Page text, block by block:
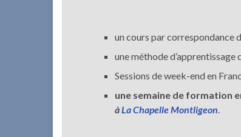
un cours par correspondance
une méthode d’apprentissage
Sessions de week-end en
une semaine de formation
àLa Chapelle Montligeon.